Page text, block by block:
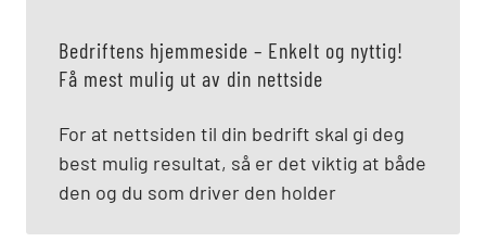
Bedriftens hjemmeside – Enkelt og nyttig!
Få mest mulig ut av din nettside
For at nettsiden til din bedrift skal gi deg
best mulig resultat, så er det viktig at både
den og du som driver den holder